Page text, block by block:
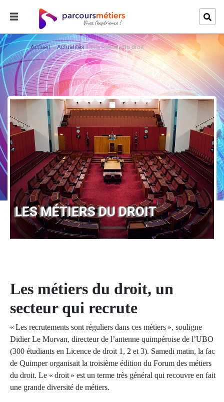
Accueil Actualités Les métiers du droit
LES MÉTIERS DU DROIT
Les métiers du droit, un
secteur qui recrute
« Les recrutements sont réguliers dans ces métiers », souligne
Didier Le Morvan, directeur de l’antenne quimpéroise de l’UBO
(300 étudiants en Licence de droit 1, 2 et 3). Samedi matin, la fac
de Quimper organisait la troisième édition du Forum des métiers
du droit. Le « droit » est un terme très général qui recouvre en fait
une grande diversité de métiers.